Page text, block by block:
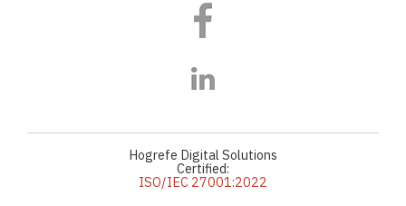
Hogrefe Digital Solutions
Certified:
ISO/IEC 27001:2022